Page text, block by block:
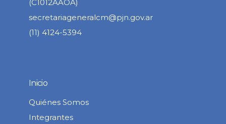
(C1012AAOA)
secretariageneralcm@pjn.gov.ar
(11) 4124-5394
Inicio
Quiénes Somos
Integrantes